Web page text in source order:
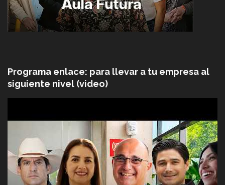
Programa enlace: para llevar a tu empresa al
siguiente nivel (video)